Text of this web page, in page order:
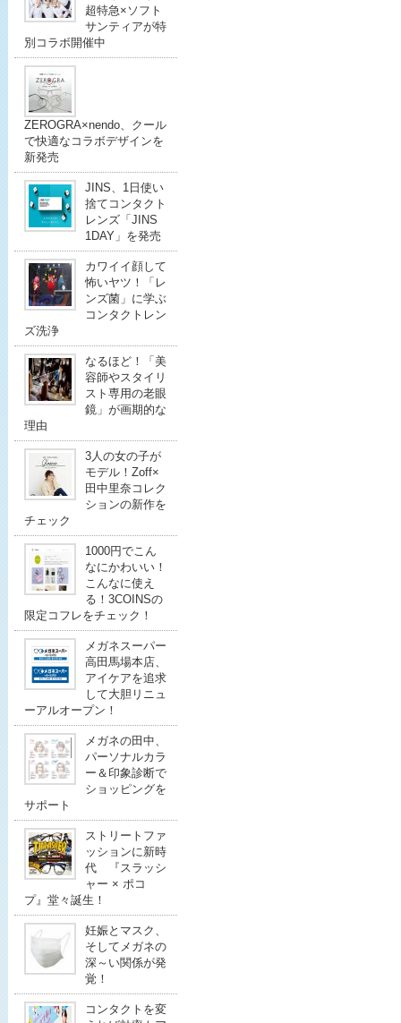
超特急×ソフト
サンティアが特
別コラボ開催中
ZEROGRA×nendo、クール
で快適なコラボデザインを
新発売
JINS、1日使い
捨てコンタクト
レンズ「JINS
1DAY」を発売
カワイイ顔して
怖いヤツ！「レ
ンズ菌」に学ぶ
コンタクトレン
ズ洗浄
なるほど！「美
容師やスタイリ
スト専用の老眼
鏡」が画期的な
理由
3人の女の子が
モデル！Zoff×
田中里奈コレク
ションの新作を
チェック
1000円でこん
なにかわいい！
こんなに使え
る！3COINSの
限定コフレをチェック！
メガネスーパー
高田馬場本店、
アイケアを追求
して大胆リニュ
ーアルオープン！
メガネの田中、
パーソナルカラ
ー＆印象診断で
ショッピングを
サポート
ストリートファ
ッションに新時
代 『スラッシ
ャー × ポコ
プ』堂々誕生！
妊娠とマスク、
そしてメガネの
深～い関係が発
覚！
コンタクトを変